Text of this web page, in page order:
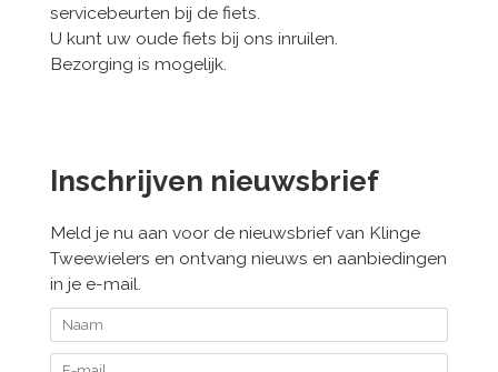
servicebeurten bij de fiets.
U kunt uw oude fiets bij ons inruilen.
Bezorging is mogelijk.
Inschrijven nieuwsbrief
Meld je nu aan voor de nieuwsbrief van Klinge
Tweewielers en ontvang nieuws en aanbiedingen
in je e-mail.